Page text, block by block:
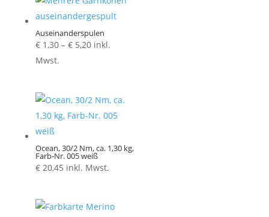
Auseinanderspulen
€1,30 – €5,20Preisspanne:
inkl.
Mwst.
Ocean, 30/2 Nm, ca. 1,30 kg,
Farb-Nr. 005 weiß
€20,45 inkl. Mwst.